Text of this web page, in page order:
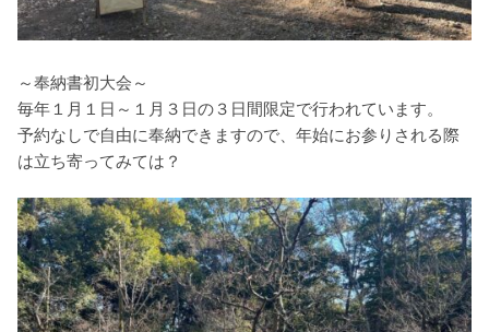
～奉納書初大会～
毎年１月１日～１月３日の３日間限定で行われています。
予約なしで自由に奉納できますので、年始にお参りされる際
は立ち寄ってみては？